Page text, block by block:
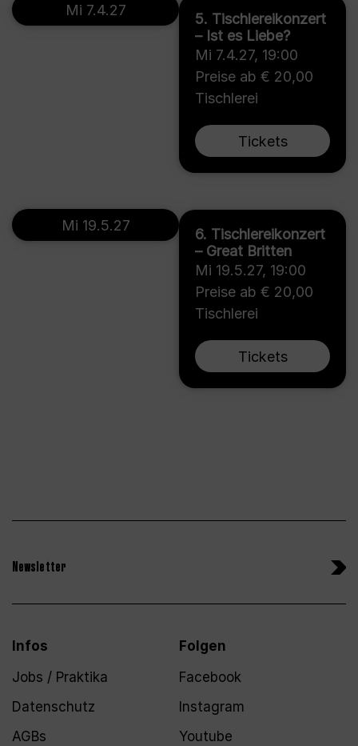
5. Tischlereikonzert
– Ist es Liebe?
Mi 7.4.27, 19:00
Preise ab € 20,00
Tischlerei
Tickets
Mi 7.4.27
6. Tischlereikonzert
– Great Britten
Mi 19.5.27, 19:00
Preise ab € 20,00
Tischlerei
Tickets
Mi 19.5.27
Newsletter
Infos
Jobs / Praktika
Datenschutz
AGBs
Folgen
Facebook
Instagram
Youtube